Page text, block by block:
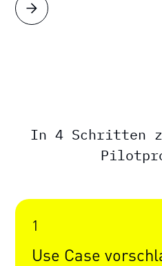
In 4 Schritten
1
Use Case